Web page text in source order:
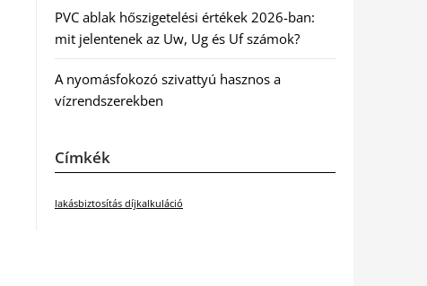
PVC ablak hőszigetelési értékek 2026-ban:
mit jelentenek az Uw, Ug és Uf számok?
A nyomásfokozó szivattyú hasznos a
vízrendszerekben
Címkék
lakásbiztosítás díjkalkuláció